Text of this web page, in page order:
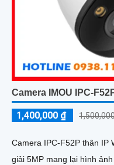
Camera IMOU IPC-
1,400,000 ₫
Camera IPC-F52P thân IP
giải 5MP mang lại hình